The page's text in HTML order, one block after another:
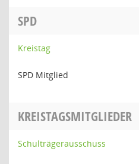
SPD
Kreistag
SPD Mitglied
KREISTAGSMITGLIEDER
Schulträgerausschuss